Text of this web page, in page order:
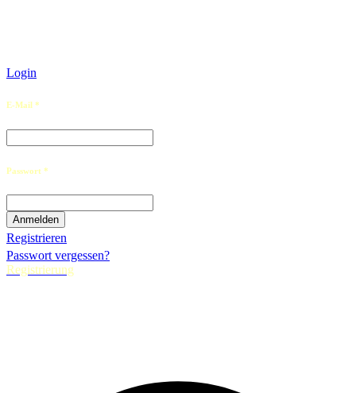
Login
E-Mail *
Passwort *
Registrieren
Passwort vergessen?
Registrierung